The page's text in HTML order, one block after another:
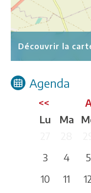
Découvrir la
Agenda
<<
Lu
Ma
3
4 5
10
11